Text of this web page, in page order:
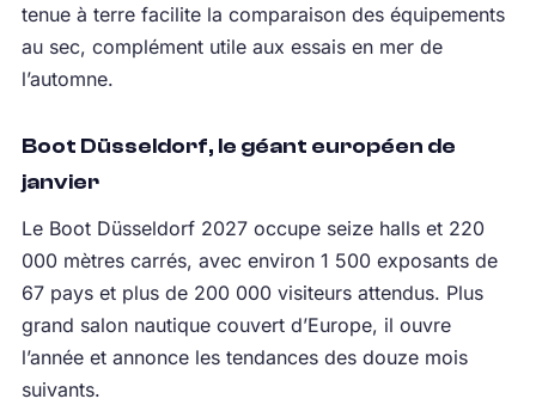
tenue à terre facilite la comparaison des équipements
au sec, complément utile aux essais en mer de
l’automne.
Boot Düsseldorf, le géant européen de
janvier
Le Boot Düsseldorf 2027 occupe seize halls et 220
000 mètres carrés, avec environ 1 500 exposants de
67 pays et plus de 200 000 visiteurs attendus. Plus
grand salon nautique couvert d’Europe, il ouvre
l’année et annonce les tendances des douze mois
suivants.